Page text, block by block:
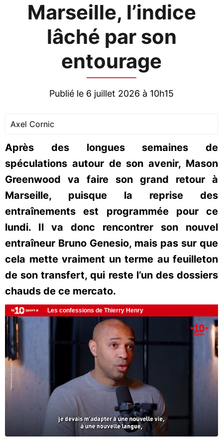
Marseille, l’indice
lâché par son
entourage
Publié le 6 juillet 2026 à 10h15
Axel Cornic
Après des longues semaines de
spéculations autour de son avenir, Mason
Greenwood va faire son grand retour à
Marseille, puisque la reprise des
entraînements est programmée pour ce
lundi. Il va donc rencontrer son nouvel
entraîneur Bruno Genesio, mais pas sur que
cela mette vraiment un terme au feuilleton
de son transfert, qui reste l’un des dossiers
chauds de ce mercato.